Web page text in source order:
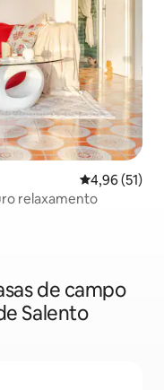
4,96 de uma
4,96 (51)
relaxamento
de campo
Salento